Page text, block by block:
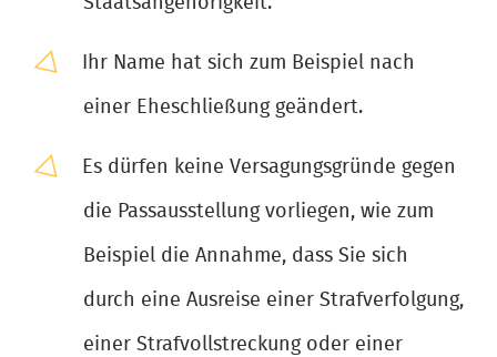
Ihr Name hat sich zum Beispiel nach
einer Eheschließung geändert.
Es dürfen keine Versagungsgründe gegen
die Passausstellung vorliegen, wie zum
Beispiel die Annahme, dass Sie sich
durch eine Ausreise einer Strafverfolgung,
einer Strafvollstreckung oder einer